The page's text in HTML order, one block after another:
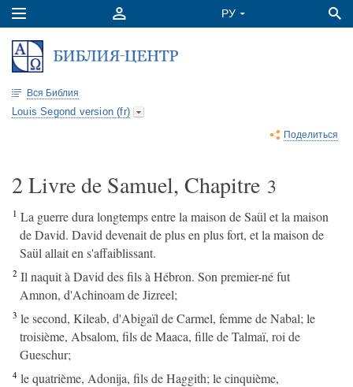
Вся Библия
Louis Segond version (fr)
Поделиться
2 Livre de Samuel, Chapitre 3
1 La guerre dura longtemps entre la maison de Saül et la maison
de David. David devenait de plus en plus fort, et la maison de
Saül allait en s'affaiblissant.
2 Il naquit à David des fils à Hébron. Son premier-né fut
Amnon, d'Achinoam de Jizreel;
3 le second, Kileab, d'Abigaïl de Carmel, femme de Nabal; le
troisième, Absalom, fils de Maaca, fille de Talmaï, roi de
Gueschur;
4 le quatrième, Adonija, fils de Haggith; le cinquième,